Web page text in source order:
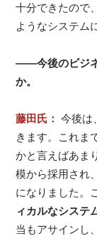
十分できたので
ようなシステム
――今後のビジ
か。
藤田氏：
今後は
きます。これま
かと言えばあま
模から採用され
になりました。
ィカルなシステ
当もアサインし